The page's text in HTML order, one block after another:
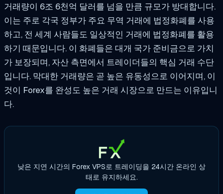
거래량이 6조 6천억 달러를 넘을 만큼 규모가 방대합니다.
이는 주로 각국 정부가 주요 무역 거래에 법정화폐를 사용
하고, 전 세계 사람들도 일상적인 거래에 법정화폐를 활용
하기 때문입니다. 이 화폐들은 대개 국가 준비금으로 가치
가 보장되며, 자산 측면에서 트레이더들의 핵심 거래 수단
입니다. 막대한 거래량은 곧 높은 유동성으로 이어지며, 이
것이 Forex를 완성도 높은 거래 시장으로 만드는 이유입니
다.
낮은 지연 시간의 Forex VPS로 트레이딩을 24시간 온라인 상
태로 유지하세요.